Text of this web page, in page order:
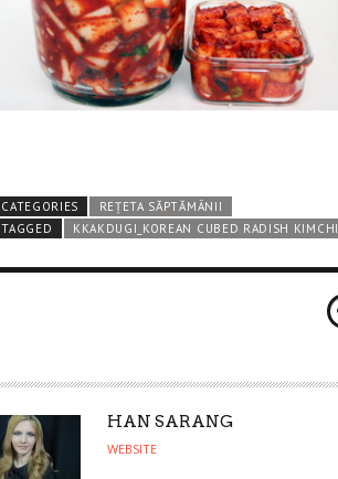
CATEGORIES
REȚETA SĂPTĂMÂNII
TAGGED
KKAKDUGI_KOREAN CUBED RADISH KIMCHI
A
U
HAN SARANG
WEBSITE